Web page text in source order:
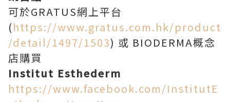
可於GRATUS網上平台
(https://www.gratus.com.hk/product
/detail/1497/1503) 或 BIODERMA概念
店購買
Institut Esthederm
https://www.facebook.com/InstitutE